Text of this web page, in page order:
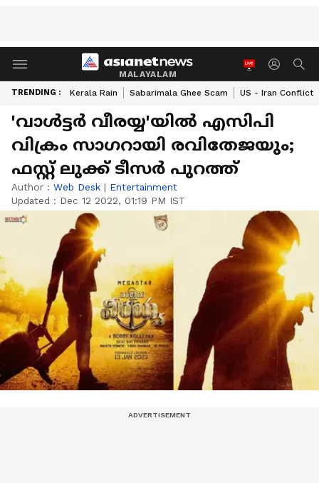
MALAYALAM
TRENDING : Kerala Rain Sabarimala Ghee Scam US - Iran Conflict
'വാള്‍ട്ടര്‍ വീരയ്യ'യില്‍ എസിപി
വിക്രം സാഗറായി രവിതേജയും;
ഫസ്റ്റ് ലുക്ക് ടീസര്‍ പുറത്ത്
Author : Web Desk | Entertainment
Updated : Dec 12 2022, 01:19 PM IST